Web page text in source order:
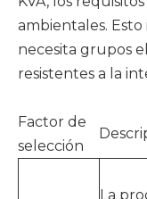
ambientales.
necesita grupos
resistentes a la
Factor de
selección
La